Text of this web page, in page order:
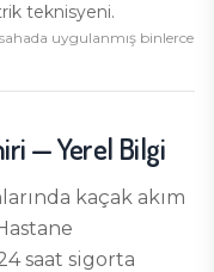
teknisyeni.
uygulanmış binlerce
— Yerel Bilgi
kaçak akım
saat sigorta